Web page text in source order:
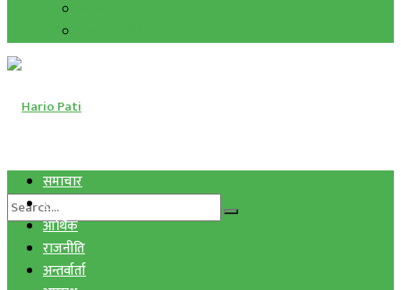
समाचार
स्वास्थ्य
आर्थिक
राजनीति
अन्तर्वार्ता